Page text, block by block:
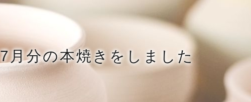
7月分の本焼きをしました